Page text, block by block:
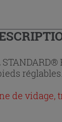
de vidage,